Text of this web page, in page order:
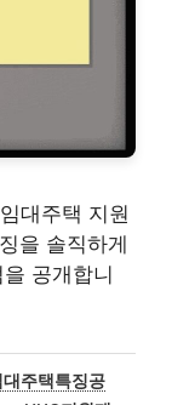
대주택 지원
을 솔직하게
공개합니
대주택특징공